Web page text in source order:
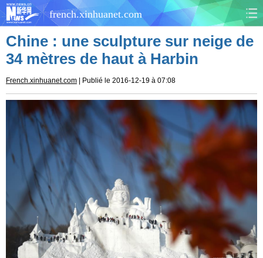
french.xinhuanet.com
CHINE MONDE
CULTURE SOCIÉTÉ
SANTÉ SPORTS
SCI&TECH PLANÈTE
TOURISME DOCUMENTS
DOSSIERS
VIDÉOS
Chine : une sculpture sur neige de
34 mètres de haut à Harbin
French.xinhuanet.com | Publié le 2016-12-19 à 07:08